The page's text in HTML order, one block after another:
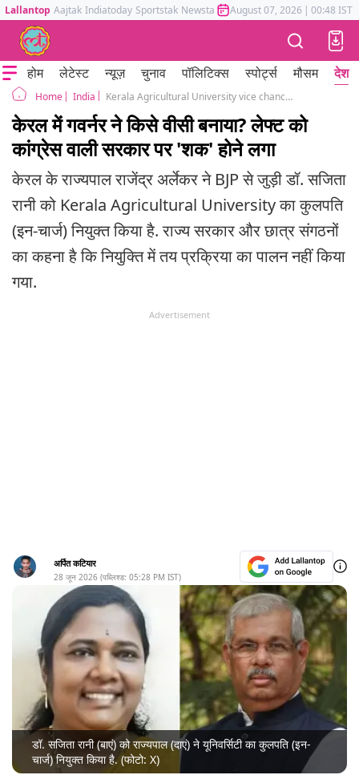
Lallantop Aajtak Indiatoday Sportstak Newstak Mumbai Tak Astrotak
August 07, 2026 | 00:48 IST
होम लेटेस्ट न्यूज़ चुनाव पॉलिटिक्स स्पोर्ट्स मौसम देश
Home India Kerala Agricultural University vice chancellor row dr sajitha rani bjp leader
केरल में गवर्नर ने किसे वीसी बनाया? लेफ्ट को
कांग्रेस वाली सरकार पर 'शक' होने लगा
केरल के राज्यपाल राजेंद्र अर्लेकर ने BJP से जुड़ी डॉ. सजिता
रानी को Kerala Agricultural University का कुलपति
(इन-चार्ज) नियुक्त किया है. राज्य सरकार और छात्र संगठनों
का कहना है कि नियुक्ति में तय प्रक्रिया का पालन नहीं किया
गया.
Advertisement
अर्पित कटियार
28 जून 2026 (पब्लिश्ड: 05:28 PM IST)
डॉ. सजिता रानी (बाएं) को राज्यपाल (दाएं) ने यूनिवर्सिटी का कुलपति (इन-
चार्ज) नियुक्त किया है. (फोटो: X)